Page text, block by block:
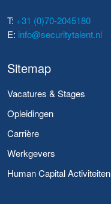
T: +31 (0)70-2045180
E: info@securitytalent.nl
Sitemap
Vacatures & Stages
Opleidingen
Carrière
Werkgevers
Human Capital Activiteiten